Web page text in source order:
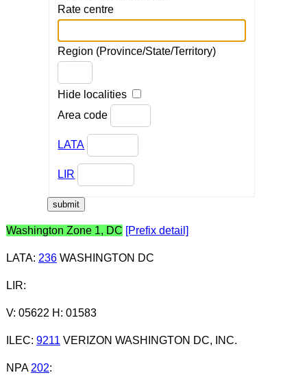
Rate centre
Region (Province/State/Territory)
Hide localities
Area code
LATA
LIR
Washington Zone 1, DC [Prefix detail]
LATA: 236WASHINGTON DC
LIR:
V: 05622 H: 01583
ILEC: 9211 VERIZON WASHINGTON DC, INC.
NPA 202: